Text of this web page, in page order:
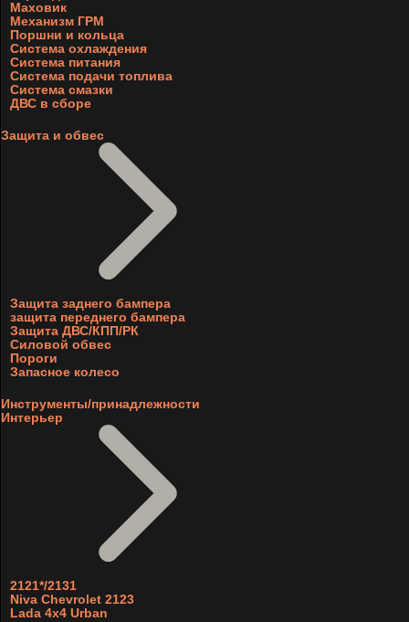
Маховик
Механизм ГРМ
Поршни и кольца
Система охлаждения
Система питания
Система подачи топлива
Система смазки
ДВС в сборе
Защита и обвес
Защита заднего бампера
защита переднего бампера
Защита ДВС/КПП/РК
Силовой обвес
Пороги
Запасное колесо
Инструменты/принадлежности
Интерьер
2121*/2131
Niva Chevrolet 2123
Lada 4x4 Urban